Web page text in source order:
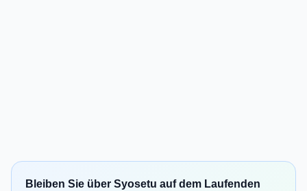
Bleiben Sie über Syosetu auf dem Laufenden